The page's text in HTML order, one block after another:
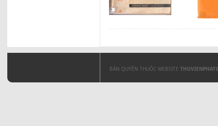
BẢN QUYỀN THUỘC WEBSITE